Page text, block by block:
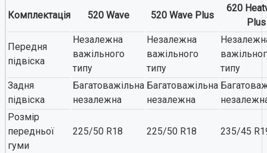
Комплектація 520 Wave 520 Wave Plus
620
Plus
Передня
підвіска
Незалежна
важільного
типу
Незалежна
важільного
типу
типу
Задня
підвіска
Багатоважільна
незалежна
Багатоважільна
незалежна
Розмір
передньої
гуми
225/50 R18 225/50 R18 235/45